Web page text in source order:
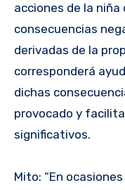
acciones de la niña
consecuencias
derivadas de la
corresponderá
dichas
provocado y
significativos.
Mito: “En